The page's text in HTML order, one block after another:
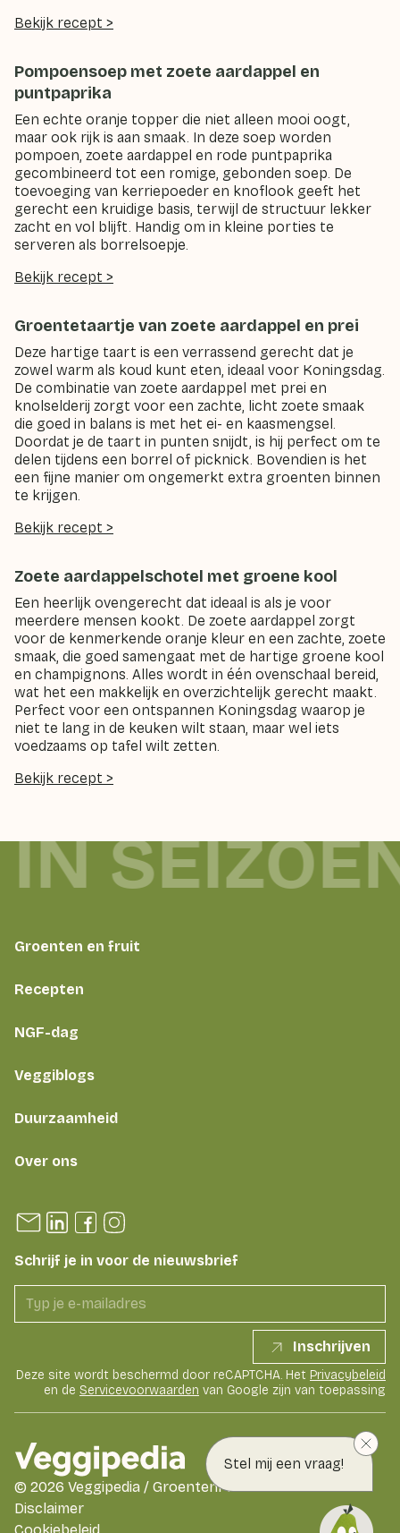
Stel mij een vraag!
Bekijk recept >
Pompoensoep met zoete aardappel en
puntpaprika
Een echte oranje topper die niet alleen mooi oogt,
maar ook rijk is aan smaak. In deze soep worden
pompoen, zoete aardappel en rode puntpaprika
gecombineerd tot een romige, gebonden soep. De
toevoeging van kerriepoeder en knoflook geeft het
gerecht een kruidige basis, terwijl de structuur lekker
zacht en vol blijft. Handig om in kleine porties te
serveren als borrelsoepje.
Bekijk recept >
Groentetaartje van zoete aardappel en prei
Deze hartige taart is een verrassend gerecht dat je
zowel warm als koud kunt eten, ideaal voor Koningsdag.
De combinatie van zoete aardappel met prei en
knolselderij zorgt voor een zachte, licht zoete smaak
die goed in balans is met het ei- en kaasmengsel.
Doordat je de taart in punten snijdt, is hij perfect om te
delen tijdens een borrel of picknick. Bovendien is het
een fijne manier om ongemerkt extra groenten binnen
te krijgen.
Bekijk recept >
Zoete aardappelschotel met groene kool
Een heerlijk ovengerecht dat ideaal is als je voor
meerdere mensen kookt. De zoete aardappel zorgt
voor de kenmerkende oranje kleur en een zachte, zoete
smaak, die goed samengaat met de hartige groene kool
en champignons. Alles wordt in één ovenschaal bereid,
wat het een makkelijk en overzichtelijk gerecht maakt.
Perfect voor een ontspannen Koningsdag waarop je
niet te lang in de keuken wilt staan, maar wel iets
voedzaams op tafel wilt zetten.
Bekijk recept >
Groenten en fruit
Recepten
NGF-dag
Veggiblogs
Duurzaamheid
Over ons
Schrijf je in voor de nieuwsbrief
Inschrijven
Deze site wordt beschermd door reCAPTCHA. Het Privacybeleid
en de Servicevoorwaarden van Google zijn van toepassing
Disclaimer
© 2026 Veggipedia / GroentenFruit Huis